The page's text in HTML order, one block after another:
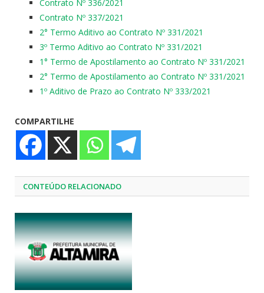
Contrato Nº 336/2021
Contrato Nº 337/2021
2° Termo Aditivo ao Contrato Nº 331/2021
3º Termo Aditivo ao Contrato Nº 331/2021
1° Termo de Apostilamento ao Contrato Nº 331/2021
2° Termo de Apostilamento ao Contrato Nº 331/2021
1º Aditivo de Prazo ao Contrato Nº 333/2021
COMPARTILHE
CONTEÚDO RELACIONADO